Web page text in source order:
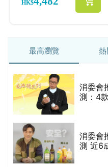
最高瀏覽 熱
消委會
測：4
消委會
測 近6